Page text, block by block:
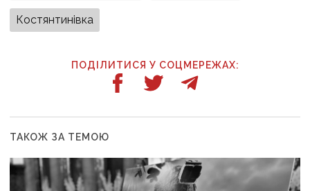
Костянтинівка
ПОДІЛИТИСЯ У СОЦМЕРЕЖАХ:
ТАКОЖ ЗА ТЕМОЮ